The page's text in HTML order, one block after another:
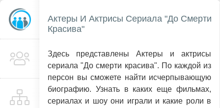
Актеры И Актрисы Сериала "До Смерти
Красива"
Здесь представлены Актеры и актрисы
сериала "До смерти красива". По каждой из
персон вы сможете найти исчерпывающую
биографию. Узнать в каких еще фильмах,
сериалах и шоу они играли и какие роли в